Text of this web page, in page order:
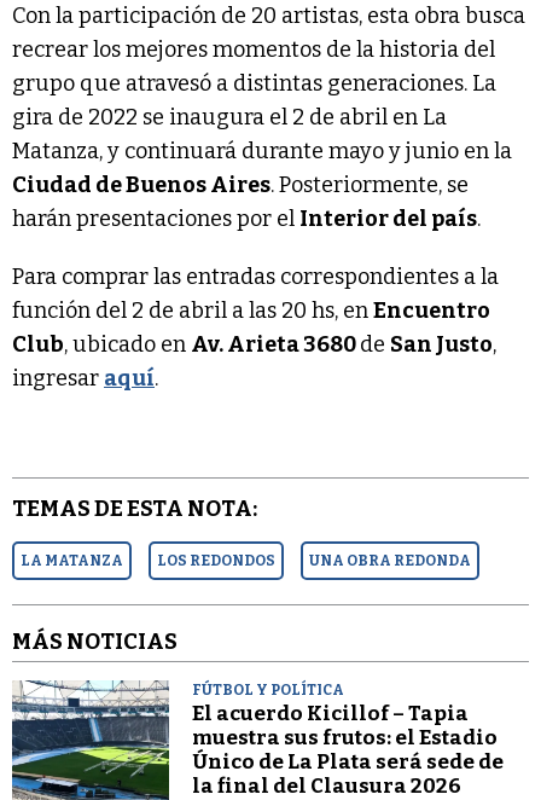
Con la participación de 20 artistas, esta obra busca
recrear los mejores momentos de la historia del
grupo que atravesó a distintas generaciones. La
gira de 2022 se inaugura el 2 de abril en La
Matanza, y continuará durante mayo y junio en la
Ciudad de Buenos Aires. Posteriormente, se
harán presentaciones por el Interior del país.
Para comprar las entradas correspondientes a la
función del 2 de abril a las 20 hs, enEncuentro
Club, ubicado en Av. Arieta 3680de San Justo,
ingresar aquí.
TEMAS DE ESTA NOTA:
LA MATANZA LOS REDONDOS UNA OBRA REDONDA
MÁS NOTICIAS
FÚTBOL Y POLÍTICA
El acuerdo Kicillof – Tapia
muestra sus frutos: el Estadio
Único de La Plata será sede de
la final del Clausura 2026